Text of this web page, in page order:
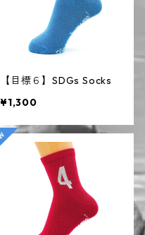
【目標６】SDGs Socks
¥1,300